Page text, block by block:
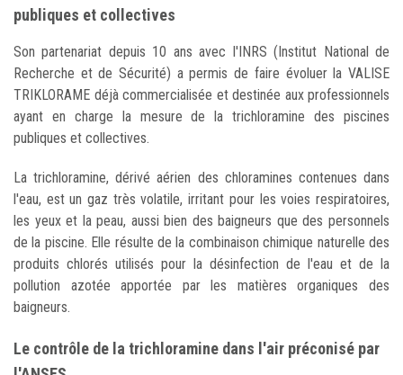
publiques et collectives
Son partenariat depuis 10 ans avec l'INRS (Institut National de
Recherche et de Sécurité) a permis de faire évoluer la VALISE
TRIKLORAME déjà commercialisée et destinée aux professionnels
ayant en charge la mesure de la trichloramine des piscines
publiques et collectives.
La trichloramine, dérivé aérien des chloramines contenues dans
l'eau, est un gaz très volatile, irritant pour les voies respiratoires,
les yeux et la peau, aussi bien des baigneurs que des personnels
de la piscine. Elle résulte de la combinaison chimique naturelle des
produits chlorés utilisés pour la désinfection de l'eau et de la
pollution azotée apportée par les matières organiques des
baigneurs.
Le contrôle de la trichloramine dans l'air préconisé par